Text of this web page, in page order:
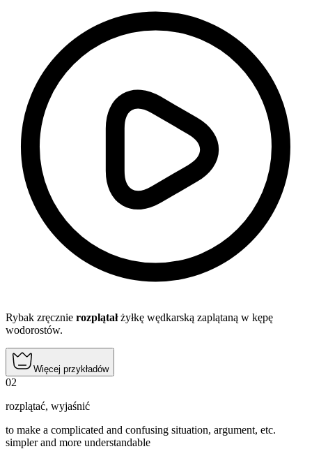
Rybak zręcznie rozplątałżyłkę wędkarską zaplątaną w kępę
wodorostów.
Więcej przykładów
02
rozplątać, wyjaśnić
to make a complicated and confusing situation, argument, etc.
simpler and more understandable